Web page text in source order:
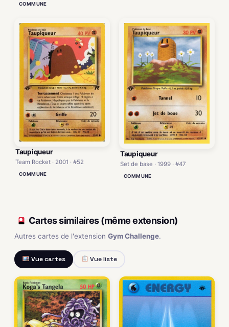
COMMUNE
Taupiqueur
Team Rocket · 2001 · #52
COMMUNE
Taupiqueur
Set de base · 1999 · #47
COMMUNE
Cartes similaires (même extension)
Autres cartes de l'extension Gym Challenge.
Vue cartes Vue liste